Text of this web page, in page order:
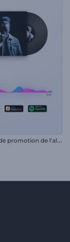
V
isualiseur de promotion de l'album